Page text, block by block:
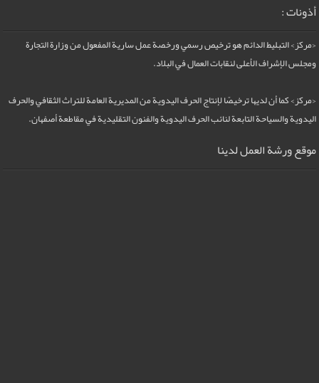
أذونات :
<مركز> التبليط الدائم هو ترخيص رسمي ورخصة عمل سارية المفعول من وزارة التجارة
ومجلس الإشراف الأعلى لنقابات العمال في البلاد.
<مركز> كما أن لديها ترخيصًا لإنتاج الحرف اليدوية من المديرية العامة للتراث الثقافي والحرف
اليدوية والسياحة التابعة لنائب الحرف اليدوية والفنون التقليدية في مقاطعة أصفهان.
موقع ورشة العمل لدينا